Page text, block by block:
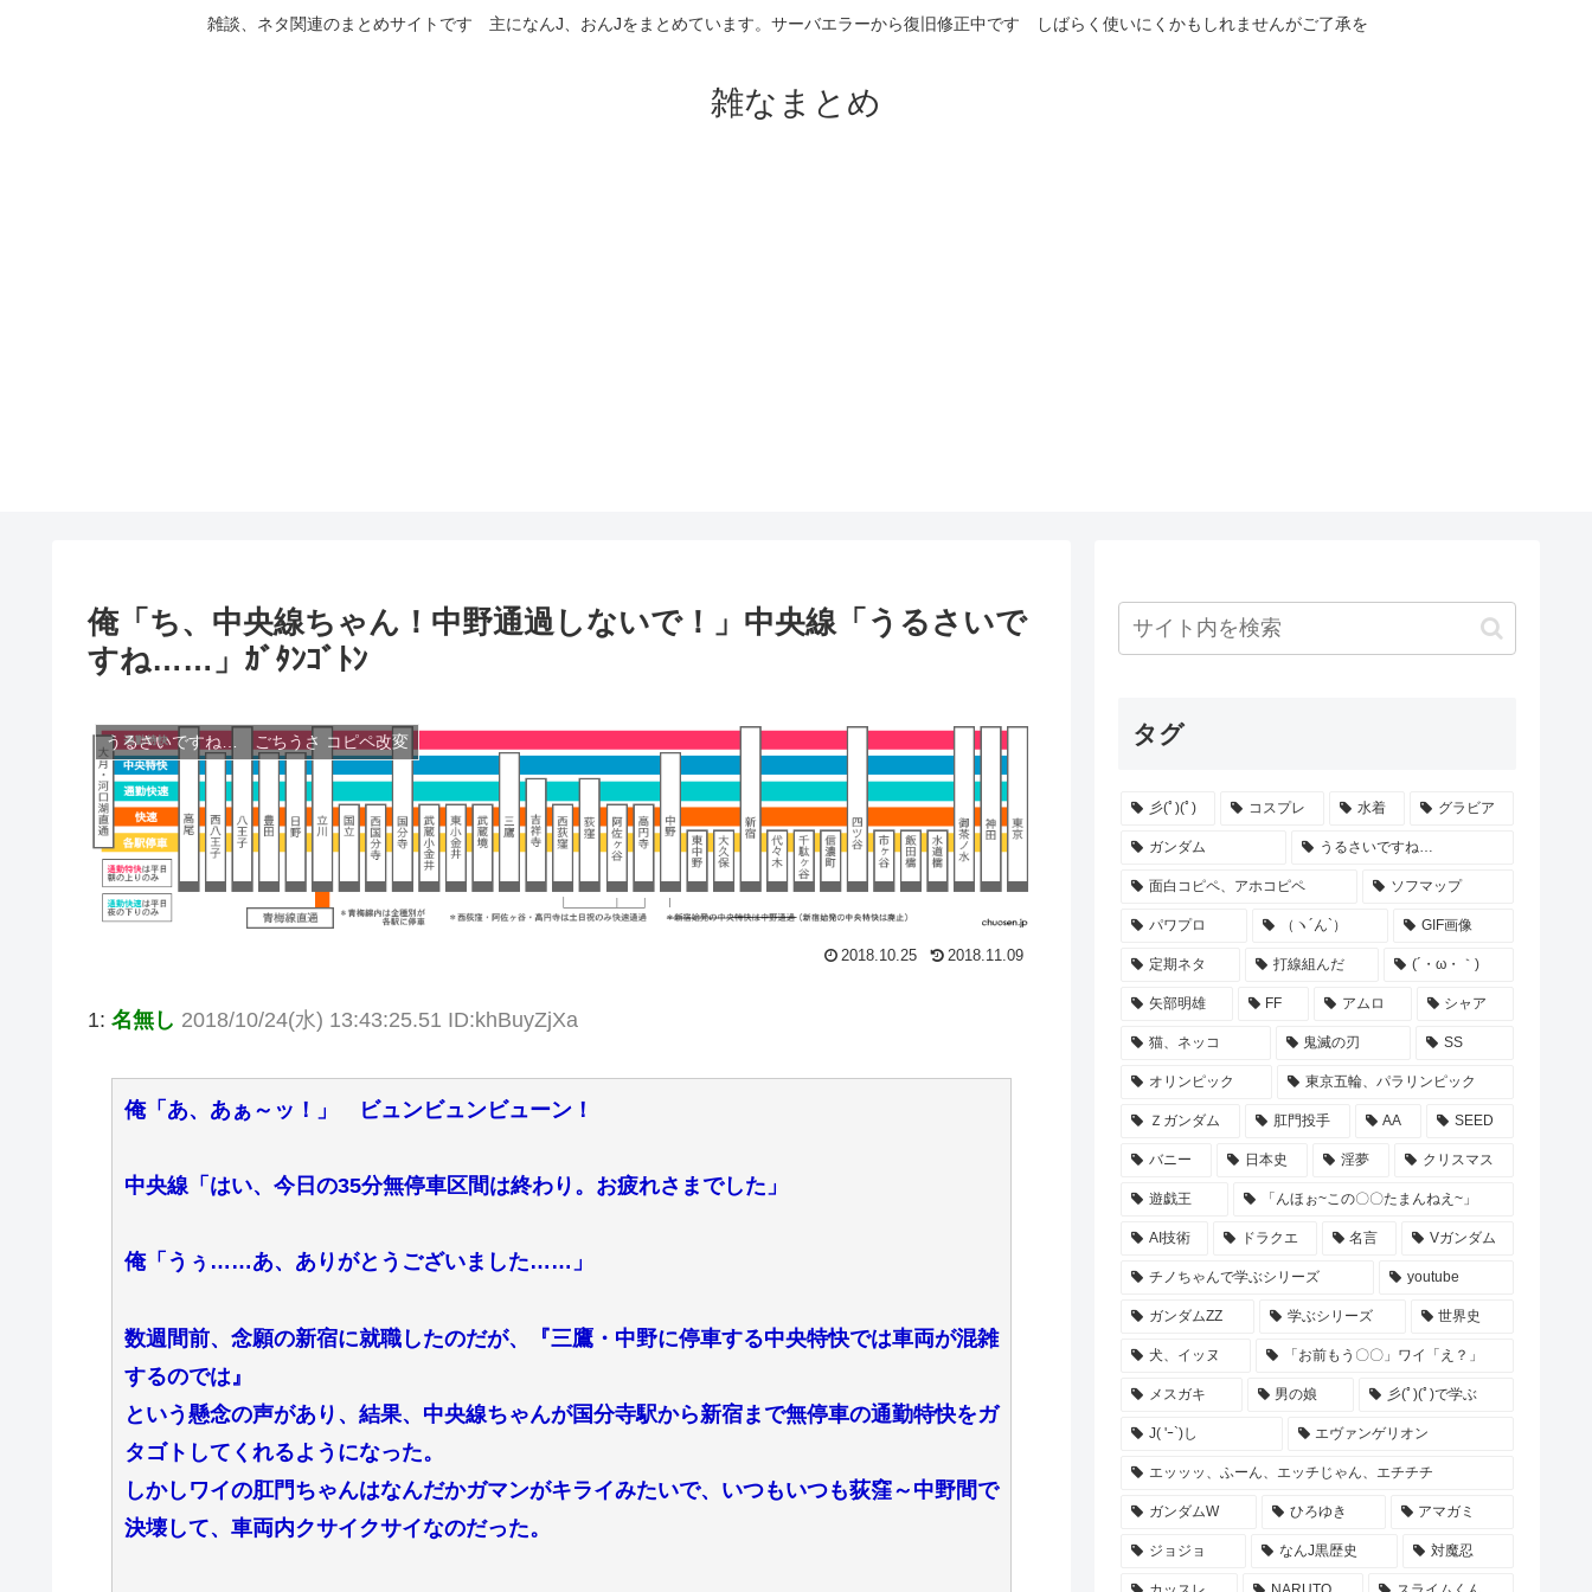
雑談、ネタ関連のまとめサイトです 主になんJ、おんJをまとめています。サーバエラーから復旧修正中です しばらく使いにくかもしれませんがご了承を
雑なまとめ
俺「ち、中央線ちゃん！中野通過しないで！」中央線「うるさいで
すね……」ｶﾞﾀﾝｺﾞﾄﾝ
うるさいですね… ごちうさ コピペ改変
2018.10.25 2018.11.09
1: 名無し 2018/10/24(水) 13:43:25.51 ID:khBuyZjXa
俺「あ、あぁ～ッ！」 ビュンビュンビューン！
中央線「はい、今日の35分無停車区間は終わり。お疲れさまでした」
俺「うぅ……あ、ありがとうございました……」
数週間前、念願の新宿に就職したのだが、『三鷹・中野に停車する中央特快では車両が混雑
するのでは』
という懸念の声があり、結果、中央線ちゃんが国分寺駅から新宿まで無停車の通勤特快をガ
タゴトしてくれるようになった。
しかしワイの肛門ちゃんはなんだかガマンがキライみたいで、いつもいつも荻窪～中野間で
決壊して、車両内クサイクサイなのだった。
タグ
彡(ﾟ)(ﾟ) コスプレ 水着 グラビア
ガンダム うるさいですね…
面白コピペ、アホコピペ ソフマップ
パワプロ （ヽ´ん`） GIF画像
定期ネタ 打線組んだ (´・ω・｀)
矢部明雄 FF アムロ シャア
猫、ネッコ 鬼滅の刃 SS
オリンピック 東京五輪、パラリンピック
Ｚガンダム 肛門投手 AA SEED
バニー 日本史 淫夢 クリスマス
遊戯王 「んほぉ~この〇〇たまんねえ~」
AI技術 ドラクエ 名言 Vガンダム
チノちゃんで学ぶシリーズ youtube
ガンダムZZ 学ぶシリーズ 世界史
犬、イッヌ 「お前もう〇〇」ワイ「え？」
メスガキ 男の娘 彡(ﾟ)(ﾟ)で学ぶ
J( 'ｰ`)し エヴァンゲリオン
エッッッ、ふーん、エッチじゃん、エチチチ
ガンダムW ひろゆき アマガミ
ジョジョ なんJ黒歴史 対魔忍